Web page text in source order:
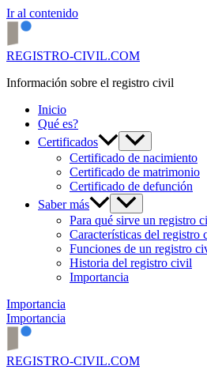
Ir al contenido
REGISTRO-CIVIL.COM
Información sobre el registro civil
Inicio
Qué es?
Certificados
Certificado de nacimiento
Certificado de matrimonio
Certificado de defunción
Saber más
Para qué sirve un registro
Características del registro
Funciones de un registro
Historia del registro civil
Importancia
Importancia
Importancia
REGISTRO-CIVIL.COM